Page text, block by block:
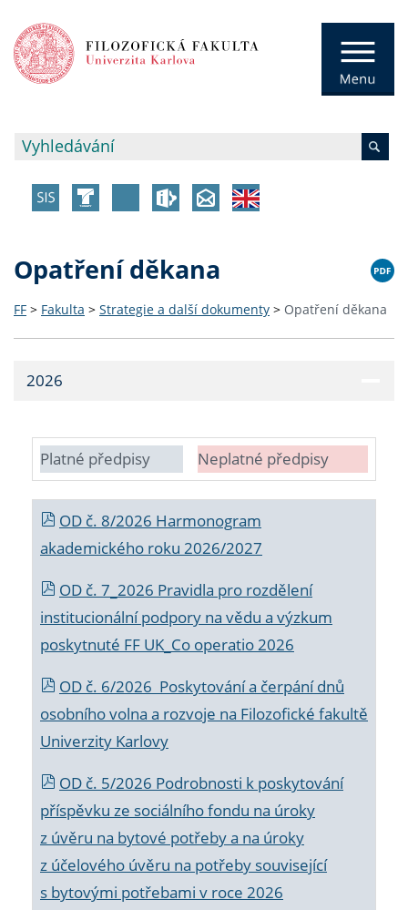
Opatření děkana
FF > Fakulta > Strategie a další dokumenty > Opatření děkana
2026
Platné předpisy Neplatné předpisy
OD č. 8/2026 Harmonogram
akademického roku 2026/2027
OD č. 7_2026 Pravidla pro rozdělení
institucionální podpory na vědu a výzkum
poskytnuté FF UK_Co operatio 2026
OD č. 6/2026 Poskytování a čerpání dnů
osobního volna a rozvoje na Filozofické fakultě
Univerzity Karlovy
OD č. 5/2026 Podrobnosti k poskytování
příspěvku ze sociálního fondu na úroky
z úvěru na bytové potřeby a na úroky
z účelového úvěru na potřeby související
s bytovými potřebami v roce 2026